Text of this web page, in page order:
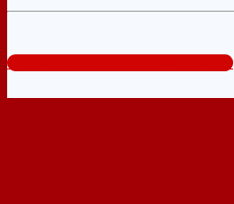
Tổng đài tư vấn miễn phí: 0824.400.400